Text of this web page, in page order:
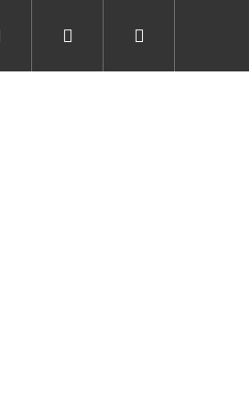
Vše o spánku
Přihlášení